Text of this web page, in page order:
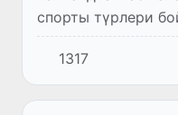
спорты түрлери
даўам етпекте.
жуўмағы бойынша
командасы
1317